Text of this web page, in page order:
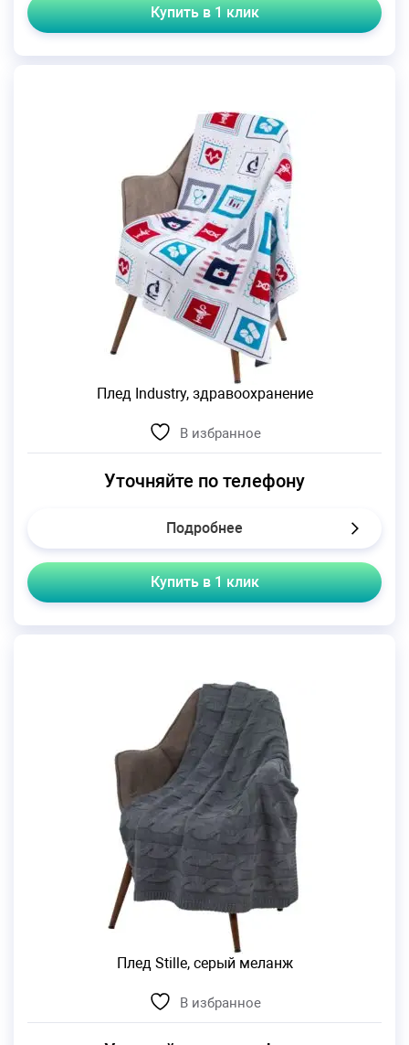
Купить в 1 клик
Плед Industry, здравоохранение
В избранное
Уточняйте по телефону
Подробнее
Купить в 1 клик
Плед Stille, серый меланж
В избранное